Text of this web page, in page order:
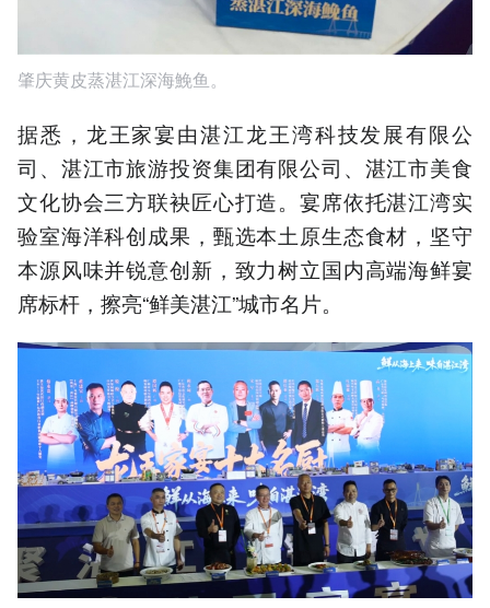
肇庆黄皮蒸湛江深海鮸鱼。
据悉，龙王家宴由湛江龙王湾科技发展有限公
司、湛江市旅游投资集团有限公司、湛江市美食
文化协会三方联袂匠心打造。宴席依托湛江湾实
验室海洋科创成果，甄选本土原生态食材，坚守
本源风味并锐意创新，致力树立国内高端海鲜宴
席标杆，擦亮“鲜美湛江”城市名片。